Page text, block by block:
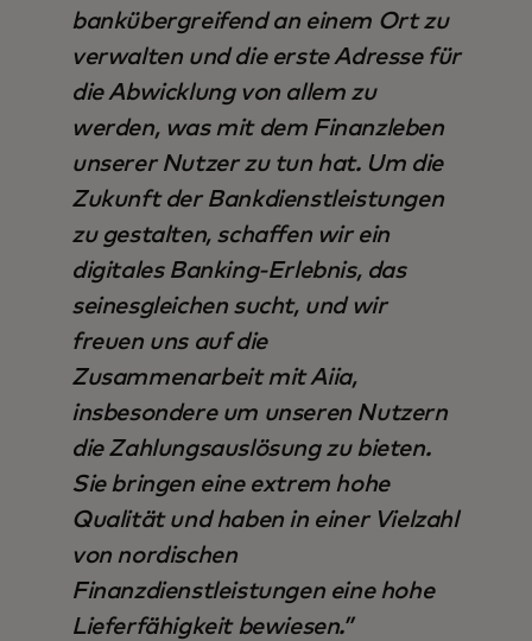
bankübergreifend an einem Ort zu
verwalten und die erste Adresse für
die Abwicklung von allem zu
werden, was mit dem Finanzleben
unserer Nutzer zu tun hat. Um die
Zukunft der Bankdienstleistungen
zu gestalten, schaffen wir ein
digitales Banking-Erlebnis, das
seinesgleichen sucht, und wir
freuen uns auf die
Zusammenarbeit mit Aiia,
insbesondere um unseren Nutzern
die Zahlungsauslösung zu bieten.
Sie bringen eine extrem hohe
Qualität und haben in einer Vielzahl
von nordischen
Finanzdienstleistungen eine hohe
Lieferfähigkeit bewiesen.